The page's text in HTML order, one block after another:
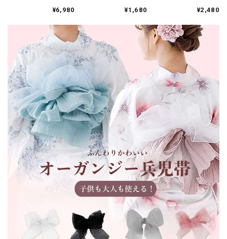
¥6,980
¥1,680
¥2,480